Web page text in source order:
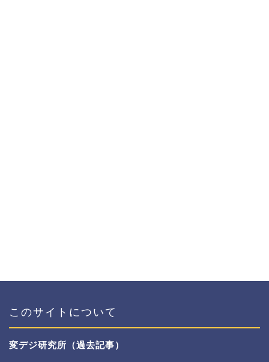
このサイトについて
変デジ研究所（過去記事）